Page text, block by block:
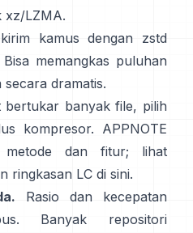
xz/LZMA.
kamus dengan zstd
Bisa memangkas puluhan
dramatis.
bertukar banyak file, pilih
kompresor. APPNOTE
dan fitur; lihat
ringkasan LC di sini.
Rasio dan kecepatan
Banyak repositori